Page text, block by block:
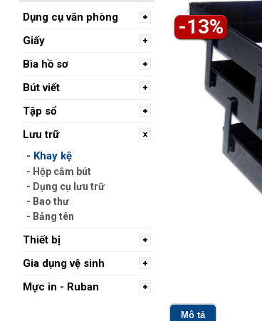
Dụng cụ văn phòng
Giấy
Bìa hồ sơ
Bút viết
Tập sổ
Lưu trữ
- Khay kệ
- Hộp cắm bút
- Dụng cụ lưu trữ
- Bao thư
- Bảng tên
Thiết bị
Gia dụng vệ sinh
Mực in - Ruban
-13%
Mô tả